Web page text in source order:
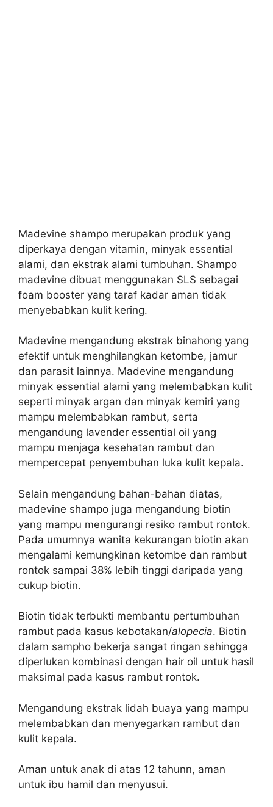
Madevine shampo merupakan produk yang
diperkaya dengan vitamin, minyak essential
alami, dan ekstrak alami tumbuhan. Shampo
madevine dibuat menggunakan SLS sebagai
foam booster yang taraf kadar aman tidak
menyebabkan kulit kering.
Madevine mengandung ekstrak binahong yang
efektif untuk menghilangkan ketombe, jamur
dan parasit lainnya. Madevine mengandung
minyak essential alami yang melembabkan kulit
seperti minyak argan dan minyak kemiri yang
mampu melembabkan rambut, serta
mengandung lavender essential oil yang
mampu menjaga kesehatan rambut dan
mempercepat penyembuhan luka kulit kepala.
Selain mengandung bahan-bahan diatas,
madevine shampo juga mengandung biotin
yang mampu mengurangi resiko rambut rontok.
Pada umumnya wanita kekurangan biotin akan
mengalami kemungkinan ketombe dan rambut
rontok sampai 38% lebih tinggi daripada yang
cukup biotin.
Biotin tidak terbukti membantu pertumbuhan
rambut pada kasus kebotakan/alopecia. Biotin
dalam sampho bekerja sangat ringan sehingga
diperlukan kombinasi dengan hair oil untuk hasil
maksimal pada kasus rambut rontok.
Mengandung ekstrak lidah buaya yang mampu
melembabkan dan menyegarkan rambut dan
kulit kepala.
Aman untuk anak di atas 12 tahunn, aman
untuk ibu hamil dan menyusui.